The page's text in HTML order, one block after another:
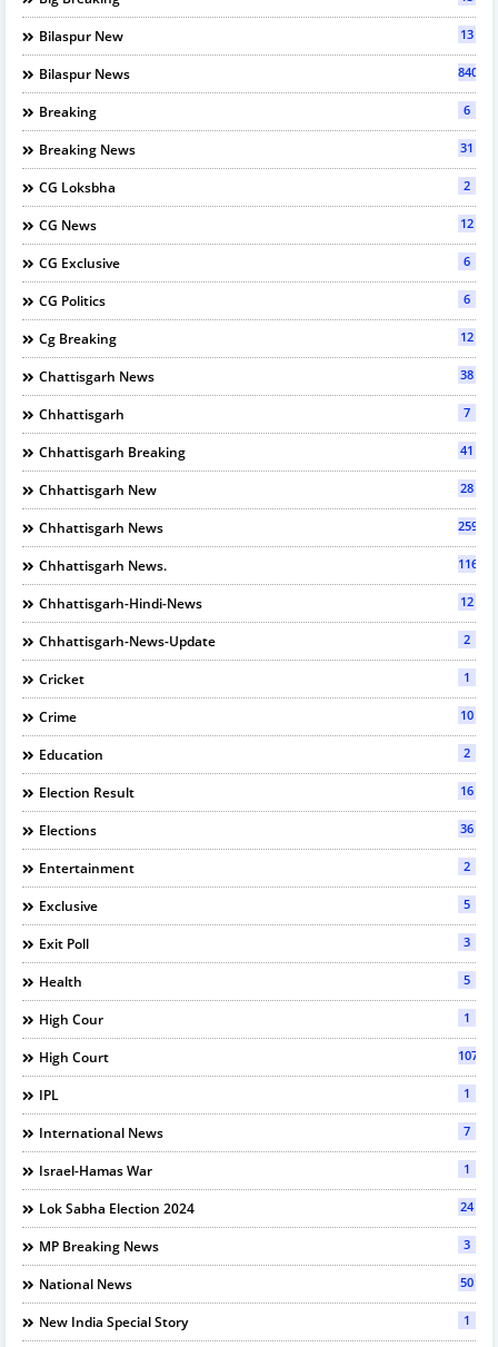
Bilaspur New 13
Bilaspur News 840
Breaking 6
Breaking News 31
CG Loksbha 2
CG News 12
CG Exclusive 6
CG Politics 6
Cg Breaking 12
Chattisgarh News 38
Chhattisgarh 7
Chhattisgarh Breaking 41
Chhattisgarh New 28
Chhattisgarh News 2597
Chhattisgarh News. 116
Chhattisgarh-Hindi-News 12
Chhattisgarh-News-Update 2
Cricket 1
Crime 10
Education 2
Election Result 16
Elections 36
Entertainment 2
Exclusive 5
Exit Poll 3
Health 5
High Cour 1
High Court 107
IPL 1
International News 7
Israel-Hamas War 1
Lok Sabha Election 2024 24
MP Breaking News 3
National News 50
New India Special Story 1